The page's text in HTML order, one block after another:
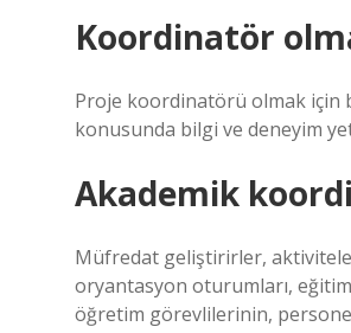
Koordinatör
Proje koordinatörü olmak için
konusunda bilgi ve deneyim
Akademik
Müfredat geliştirirler,
oryantasyon oturumları,
öğretim görevlilerinin,